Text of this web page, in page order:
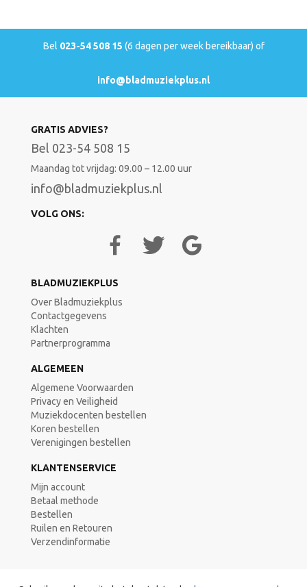
Bel 023-54 508 15 (6 dagen per week bereikbaar) of
info@bladmuziekplus.nl
GRATIS ADVIES?
Bel 023-54 508 15
Maandag tot vrijdag: 09.00 – 12.00 uur
info@bladmuziekplus.nl
VOLG ONS:
BLADMUZIEKPLUS
Over Bladmuziekplus
Contactgegevens
Klachten
Partnerprogramma
ALGEMEEN
Algemene Voorwaarden
Privacy en Veiligheid
Muziekdocenten bestellen
Koren bestellen
Verenigingen bestellen
KLANTENSERVICE
Mijn account
Betaal methode
Bestellen
Ruilen en Retouren
Verzendinformatie